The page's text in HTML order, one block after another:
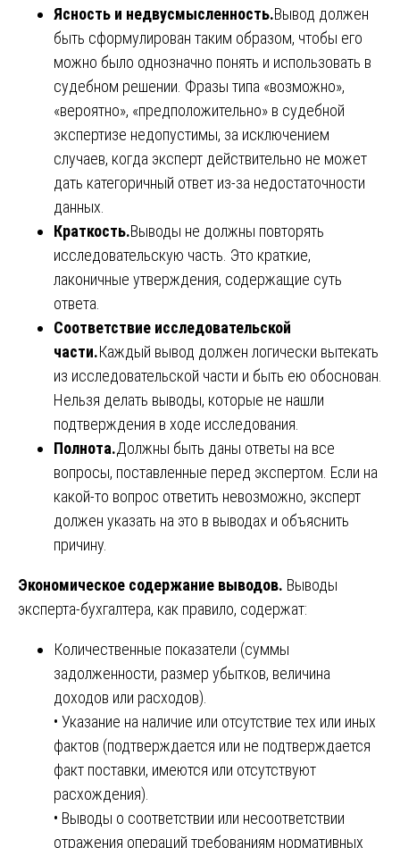
Ясность и недвусмысленность.Вывод должен
быть сформулирован таким образом, чтобы его
можно было однозначно понять и использовать в
судебном решении. Фразы типа «возможно»,
«вероятно», «предположительно» в судебной
экспертизе недопустимы, за исключением
случаев, когда эксперт действительно не может
дать категоричный ответ из-за недостаточности
данных.
Краткость.Выводы не должны повторять
исследовательскую часть. Это краткие,
лаконичные утверждения, содержащие суть
ответа.
Соответствие исследовательской
части.Каждый вывод должен логически вытекать
из исследовательской части и быть ею обоснован.
Нельзя делать выводы, которые не нашли
подтверждения в ходе исследования.
Полнота.Должны быть даны ответы на все
вопросы, поставленные перед экспертом. Если на
какой-то вопрос ответить невозможно, эксперт
должен указать на это в выводах и объяснить
причину.
Экономическое содержание выводов. Выводы
эксперта-бухгалтера, как правило, содержат:
Количественные показатели (суммы
задолженности, размер убытков, величина
доходов или расходов).
• Указание на наличие или отсутствие тех или иных
фактов (подтверждается или не подтверждается
факт поставки, имеются или отсутствуют
расхождения).
• Выводы о соответствии или несоответствии
отражения операций требованиям нормативных